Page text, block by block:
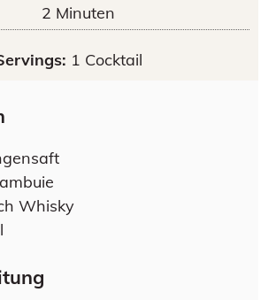
2 Minuten
1 Cocktail
Whisky